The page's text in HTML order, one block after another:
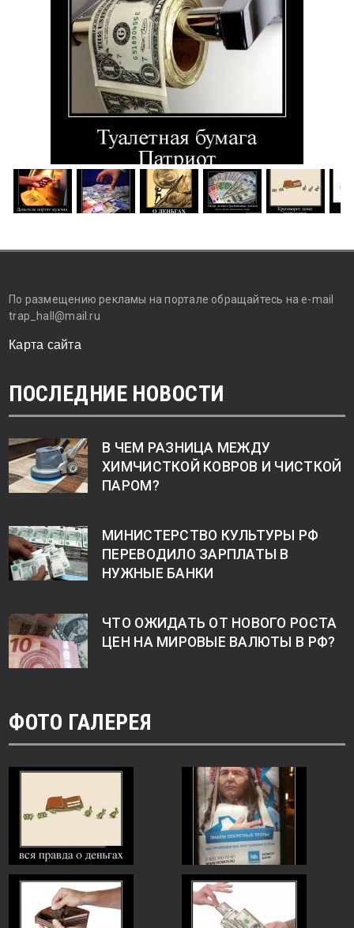
По размещению рекламы на портале обращайтесь на e-mail
trap_hall@mail.ru
Карта сайта
ПОСЛЕДНИЕ НОВОСТИ
В ЧЕМ РАЗНИЦА МЕЖДУ
ХИМЧИСТКОЙ КОВРОВ И ЧИСТКОЙ
ПАРОМ?
МИНИСТЕРСТВО КУЛЬТУРЫ РФ
ПЕРЕВОДИЛО ЗАРПЛАТЫ В
НУЖНЫЕ БАНКИ
ЧТО ОЖИДАТЬ ОТ НОВОГО РОСТА
ЦЕН НА МИРОВЫЕ ВАЛЮТЫ В РФ?
ФОТО ГАЛЕРЕЯ